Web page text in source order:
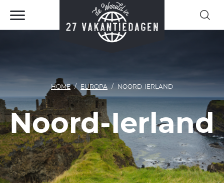
HOME EUROPA NOORD-IERLAND
Noord-Ierland